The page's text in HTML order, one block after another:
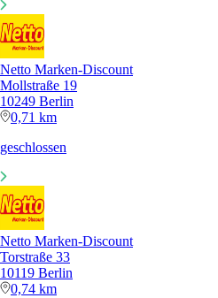
Netto Marken-Discount
Mollstraße 19
10249 Berlin
0,71 km
geschlossen
Netto Marken-Discount
Torstraße 33
10119 Berlin
0,74 km